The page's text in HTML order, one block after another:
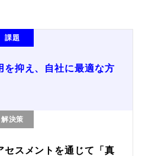
課題
を抑え、自社に最適な方
解決策
セスメントを通じて「真